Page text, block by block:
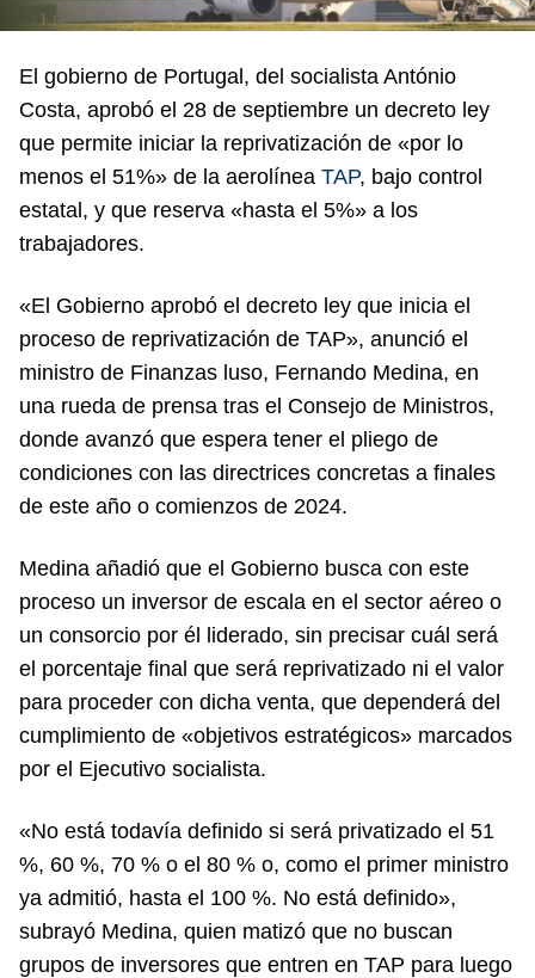
El gobierno de Portugal, del socialista António
Costa, aprobó el 28 de septiembre un decreto ley
que permite iniciar la reprivatización de «por lo
menos el 51%» de la aerolínea TAP, bajo control
estatal, y que reserva «hasta el 5%» a los
trabajadores.
«El Gobierno aprobó el decreto ley que inicia el
proceso de reprivatización de TAP», anunció el
ministro de Finanzas luso, Fernando Medina, en
una rueda de prensa tras el Consejo de Ministros,
donde avanzó que espera tener el pliego de
condiciones con las directrices concretas a finales
de este año o comienzos de 2024.
Medina añadió que el Gobierno busca con este
proceso un inversor de escala en el sector aéreo o
un consorcio por él liderado, sin precisar cuál será
el porcentaje final que será reprivatizado ni el valor
para proceder con dicha venta, que dependerá del
cumplimiento de «objetivos estratégicos» marcados
por el Ejecutivo socialista.
«No está todavía definido si será privatizado el 51
%, 60 %, 70 % o el 80 % o, como el primer ministro
ya admitió, hasta el 100 %. No está definido»,
subrayó Medina, quien matizó que no buscan
grupos de inversores que entren en TAP para luego